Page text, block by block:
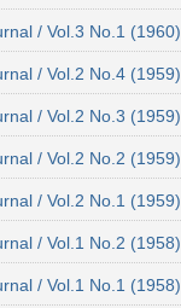
/ Vol.3 No.1 (1960)
/ Vol.2 No.4 (1959)
/ Vol.2 No.3 (1959)
/ Vol.2 No.2 (1959)
/ Vol.2 No.1 (1959)
/ Vol.1 No.2 (1958)
/ Vol.1 No.1 (1958)